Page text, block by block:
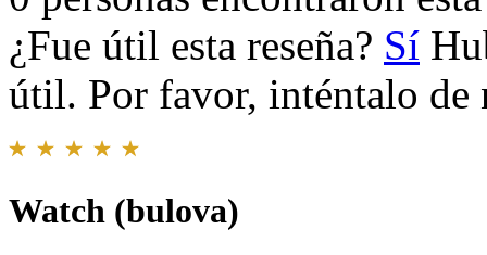
¿Fue útil esta reseña? Sí
útil. Por favor, inténtalo de
Watch (bulova)